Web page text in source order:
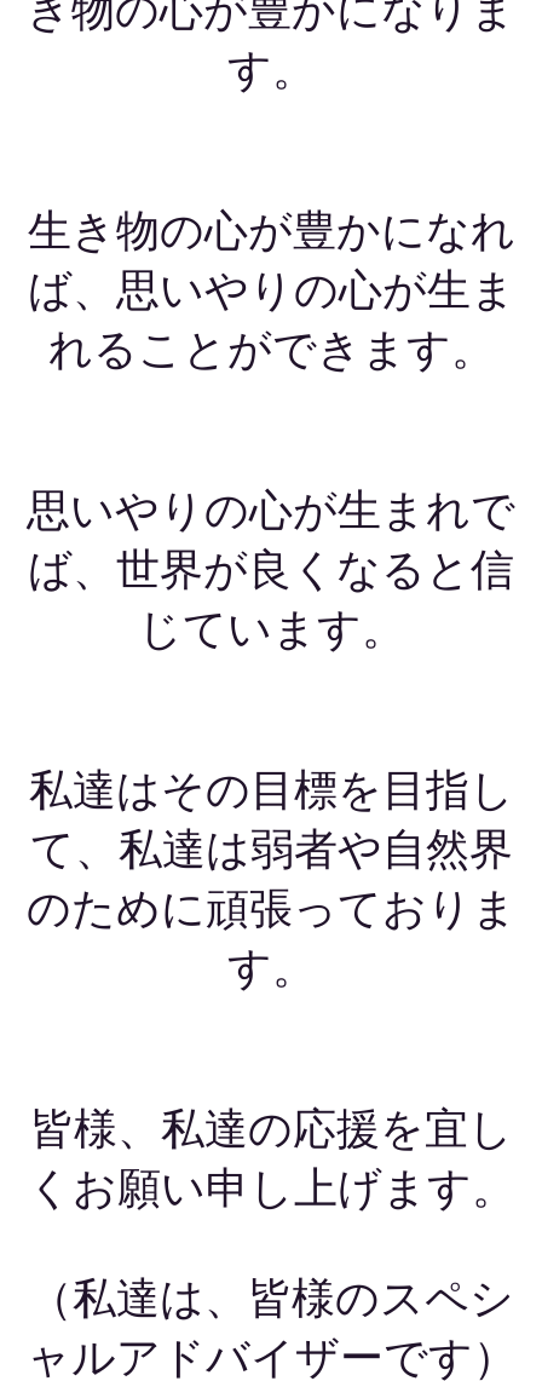
き物の心が豊かになりま
す。
生き物の心が豊かになれ
ば、思いやりの心が生ま
れることができます。
思いやりの心が生まれで
ば、世界が良くなると信
じています。
私達はその目標を目指し
て、私達は弱者や自然界
のために頑張っておりま
す。
皆様、私達の応援を宜し
くお願い申し上げます。
（私達は、皆様のスペシ
ャルアドバイザーです）